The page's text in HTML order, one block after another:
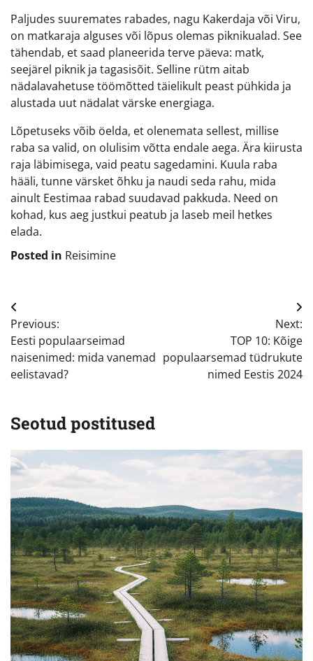
Paljudes suuremates rabades, nagu Kakerdaja või Viru,
on matkaraja alguses või lõpus olemas piknikualad. See
tähendab, et saad planeerida terve päeva: matk,
seejärel piknik ja tagasisõit. Selline rütm aitab
nädalavahetuse töömõtted täielikult peast pühkida ja
alustada uut nädalat värske energiaga.
Lõpetuseks võib öelda, et olenemata sellest, millise
raba sa valid, on olulisim võtta endale aega. Ära kiirusta
raja läbimisega, vaid peatu sagedamini. Kuula raba
hääli, tunne värsket õhku ja naudi seda rahu, mida
ainult Eestimaa rabad suudavad pakkuda. Need on
kohad, kus aeg justkui peatub ja laseb meil hetkes
elada.
Posted in Reisimine
Navigeerimine
Previous:
Eesti populaarseimad
naisenimed: mida vanemad
eelistavad?
Next:
TOP 10: Kõige
populaarsemad tüdrukute
nimed Eestis 2024
Seotud postitused